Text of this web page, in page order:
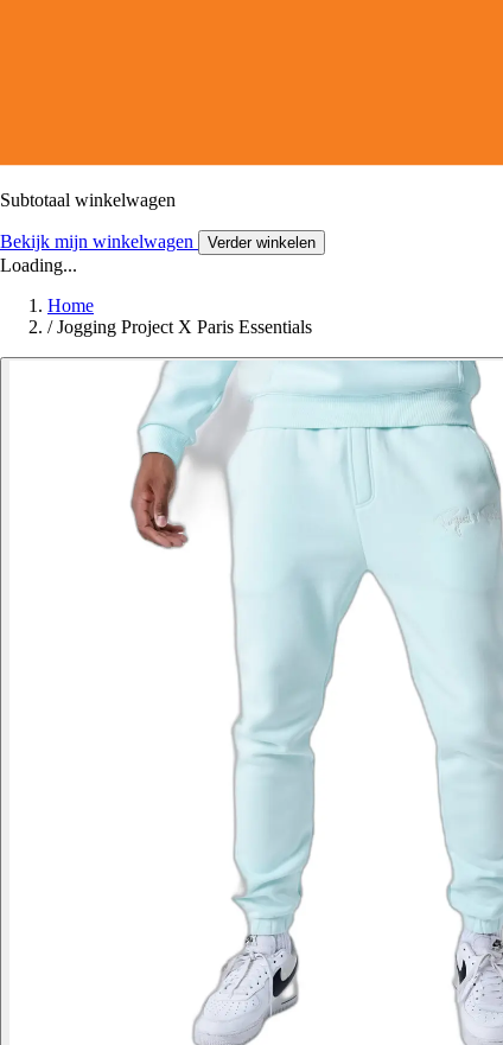
Subtotaal winkelwagen
Bekijk mijn winkelwagen Verder winkelen
Loading...
Home
/ Jogging Project X Paris Essentials